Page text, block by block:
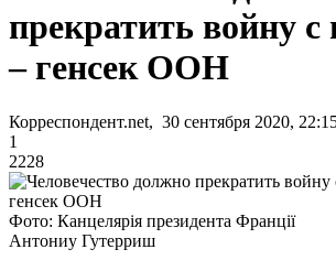
прекратить войну с
– генсек ООН
Корреспондент.net, 30 сентября 2020,
1
2228
Фото: Канцелярія президента Франції
Антониу Гутерриш